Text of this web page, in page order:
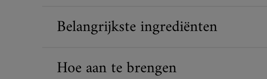
Belangrijkste ingrediënten
Hoe aan te brengen